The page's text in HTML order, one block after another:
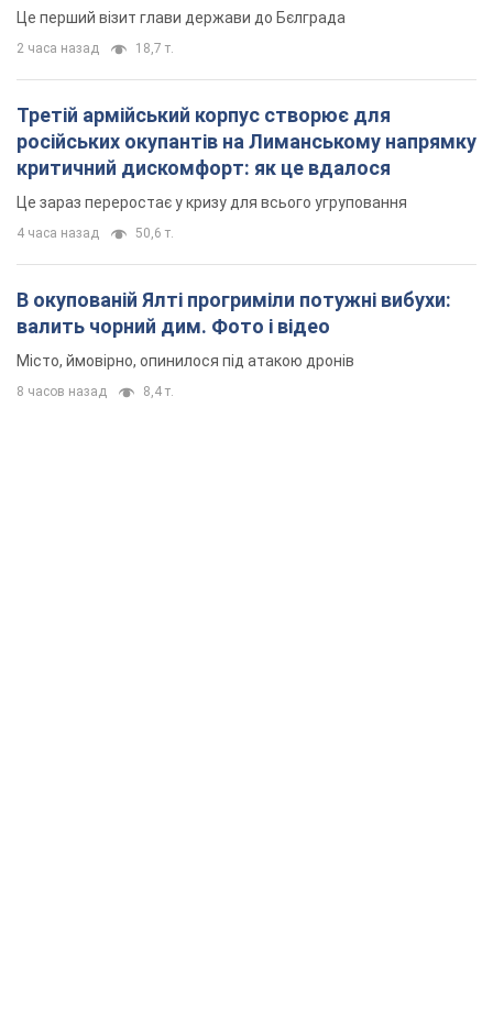
Це перший візит глави держави до Бєлграда
2 часа назад 18,7 т.
Третій армійський корпус створює для
російських окупантів на Лиманському напрямку
критичний дискомфорт: як це вдалося
Це зараз переростає у кризу для всього угруповання
4 часа назад 50,6 т.
В окупованій Ялті прогриміли потужні вибухи:
валить чорний дим. Фото і відео
Місто, ймовірно, опинилося під атакою дронів
8 часов назад 8,4 т.